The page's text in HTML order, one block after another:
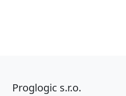
Proglogic s.r.o.